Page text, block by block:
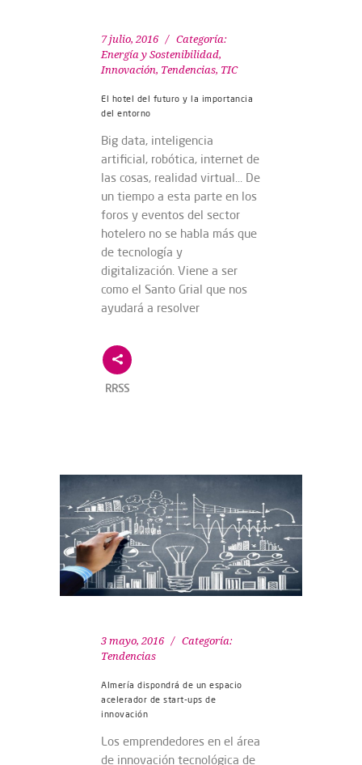
7 julio, 2016
Categoría:
Energía y Sostenibilidad,
Innovación, Tendencias, TIC
El hotel del futuro y la importancia
del entorno
Big data, inteligencia
artificial, robótica, internet de
las cosas, realidad virtual… De
un tiempo a esta parte en los
foros y eventos del sector
hotelero no se habla más que
de tecnología y
digitalización. Viene a ser
como el Santo Grial que nos
ayudará a resolver
RRSS
3 mayo, 2016
Categoría:
Tendencias
Almería dispondrá de un espacio
acelerador de start-ups de
innovación
Los emprendedores en el área
de innovación tecnológica de